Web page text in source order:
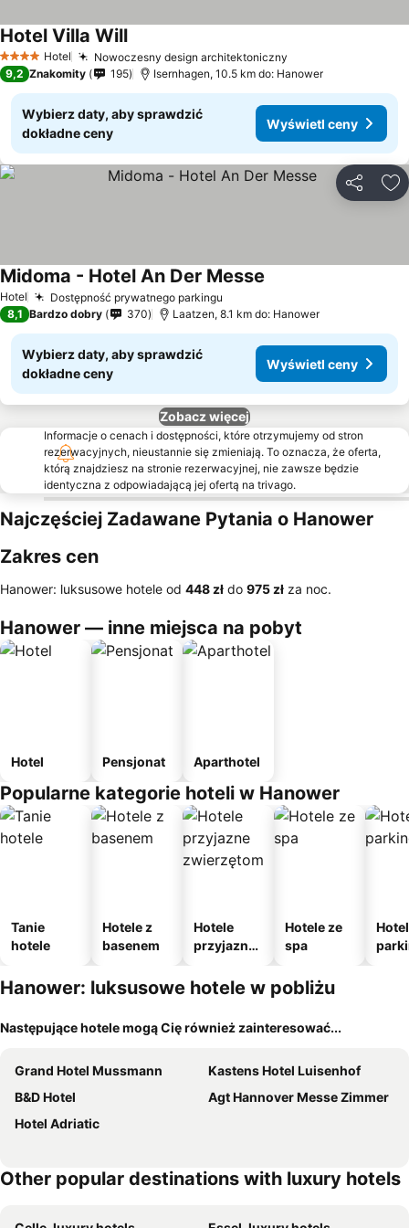
4 KategoriaHotel Nowoczesny design architektoniczny
Hotel Villa Will
9,2 Znakomity 195 Isernhagen, 10.5 km do: Hanower
Wybierz daty, aby sprawdzić
dokładne ceny
Wyświetl ceny
Hotel Dostępność prywatnego parkingu
Midoma - Hotel An Der Messe
8,1 Bardzo dobry 370 Laatzen, 8.1 km do: Hanower
Wybierz daty, aby sprawdzić
dokładne ceny
Wyświetl ceny
Zobacz więcej
Informacje o cenach i dostępności, które otrzymujemy od stron
rezerwacyjnych, nieustannie się zmieniają. To oznacza, że oferta,
którą znajdziesz na stronie rezerwacyjnej, nie zawsze będzie
identyczna z odpowiadającą jej ofertą na trivago.
Najczęściej Zadawane Pytania o Hanower
Zakres cen
Hanower: luksusowe hotele od ‎448 zł do ‎975 zł za noc.
Hanower — inne miejsca na pobyt
Hotel Pensjonat Aparthotel
Popularne kategorie hoteli w Hanower
Tanie
hotele
Hotele z
basenem
Hotele
przyjazne
m
Hotele ze
spa
Hanower: luksusowe hotele w pobliżu
Następujące hotele mogą Cię również zainteresować...
Grand Hotel Mussmann
Kastens Hotel Luisenhof
B&D Hotel
Agt Hannover Messe Zimmer
Hotel Adriatic
Other popular destinations with luxury hotels